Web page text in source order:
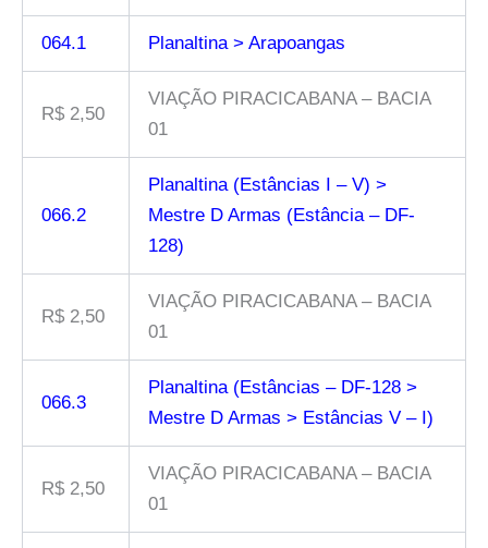
064.1 Planaltina > Arapoangas
R$ 2,50
VIAÇÃO PIRACICABANA – BACIA
01
066.2
Planaltina (Estâncias I – V) >
Mestre D Armas (Estância – DF-
128)
R$ 2,50
VIAÇÃO PIRACICABANA – BACIA
01
066.3
Planaltina (Estâncias – DF-128 >
Mestre D Armas > Estâncias V – I)
R$ 2,50
VIAÇÃO PIRACICABANA – BACIA
01